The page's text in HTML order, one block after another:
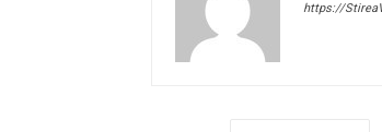
https://